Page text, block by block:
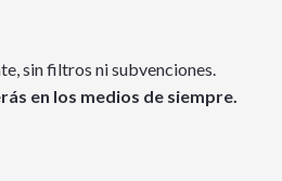
sin filtros ni subvenciones.
en los medios de siempre.